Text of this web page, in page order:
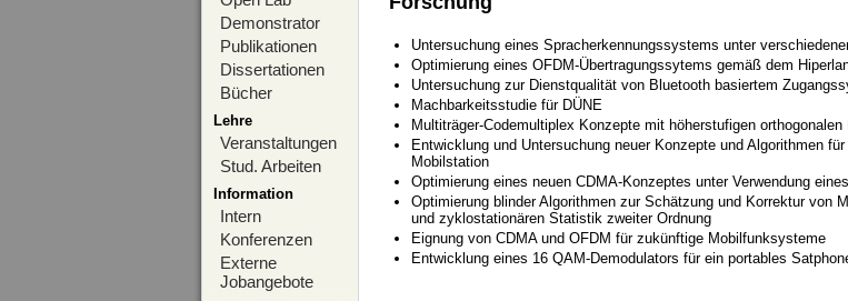
Demonstrator
Publikationen
Dissertationen
Bücher
Lehre
Veranstaltungen
Stud. Arbeiten
Information
Intern
Konferenzen
Externe
Jobangebote
Untersuchung eines Spracherkennungssystems unter
Optimierung eines OFDM-Übertragungssytems gemäß dem
Untersuchung zur Dienstqualität von Bluetooth basiertem
Machbarkeitsstudie für DÜNE
Multiträger-Codemultiplex Konzepte mit höherstufigen
Entwicklung und Untersuchung neuer Konzepte und Algorithmen
Mobilstation
Optimierung eines neuen CDMA-Konzeptes unter Verwendung
Optimierung blinder Algorithmen zur Schätzung und Korrektur von
und zyklostationären Statistik zweiter Ordnung
Eignung von CDMA und OFDM für zukünftige Mobilfunksysteme
Entwicklung eines 16 QAM-Demodulators für ein portables